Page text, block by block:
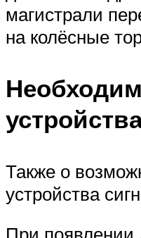
магистрали
на колёсные
Также о
устройства